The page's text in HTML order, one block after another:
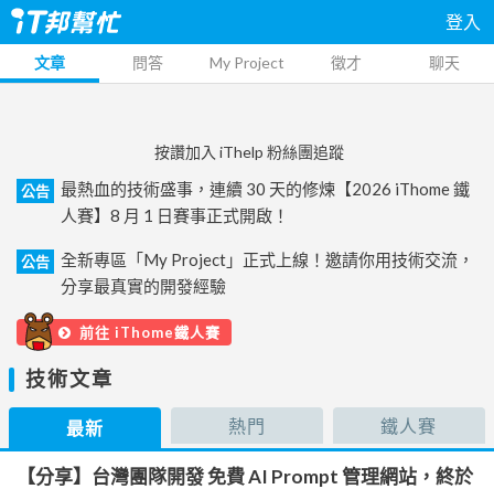
登入
文章 問答 My Project 徵才 聊天
按讚加入 iThelp 粉絲團追蹤
公告
最熱血的技術盛事，連續 30 天的修煉【2026 iThome 鐵
人賽】8 月 1 日賽事正式開啟！
公告
全新專區「My Project」正式上線！邀請你用技術交流，
分享最真實的開發經驗
前往 iThome鐵人賽
技術文章
最新 熱門 鐵人賽
【分享】台灣團隊開發 免費 AI Prompt 管理網站，終於